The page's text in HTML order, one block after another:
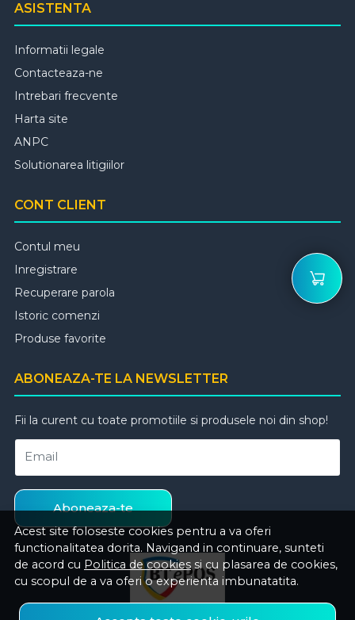
Acest site foloseste cookies pentru a va oferi
functionalitatea dorita. Navigand in continuare, sunteti
de acord cu Politica de cookies si cu plasarea de cookies,
cu scopul de a va oferi o experienta imbunatatita.
ASISTENTA
Informatii legale
Contacteaza-ne
Intrebari frecvente
Harta site
ANPC
Solutionarea litigiilor
CONT CLIENT
Contul meu
Inregistrare
Recuperare parola
Istoric comenzi
Produse favorite
ABONEAZA-TE LA NEWSLETTER
Fii la curent cu toate promotiile si produsele noi din shop!
Email
Aboneaza-te